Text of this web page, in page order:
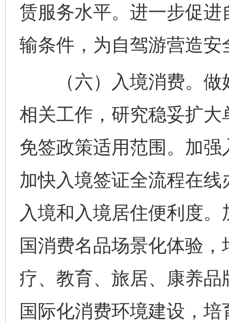
赁服务水平。进一步促
输条件，为自驾游营造
（六）入境消费。做
相关工作，研究稳妥扩
免签政策适用范围。加
加快入境签证全流程在
入境和入境居住便利度
国消费名品场景化体验
疗、教育、旅居、康养品
国际化消费环境建设，